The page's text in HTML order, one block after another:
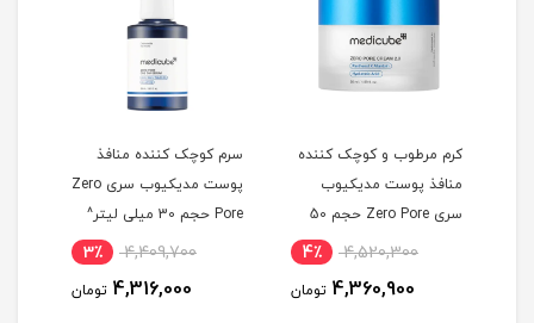
کرم مرطوب و کوچک کننده
منافذ پوست مدیکیوب
سری Zero Pore حجم 50
میلی لیتر^4,520,300 4٪
4,360,900 تومان
سرم کوچک کننده منافذ
پوست مدیکیوب سری Zero
Pore حجم 30 میلی لیتر^
4,409,700 3٪
4,316,000 تومان